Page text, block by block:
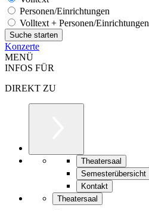
Personen/Einrichtungen
Volltext + Personen/Einrichtungen
Konzerte
MENÜ
INFOS FÜR
DIREKT ZU
Theatersaal
Semesterübersicht
Kontakt
Theatersaal